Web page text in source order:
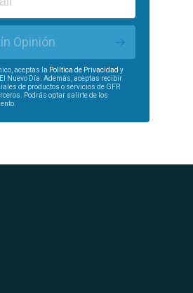
Opinión
aceptas la Política de Privacidad y
Nuevo Día. Además, aceptas recibir
de productos o servicios de GFR
Podrás optar salirte de los